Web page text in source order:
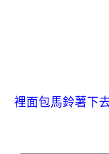
裡面包馬鈴薯下